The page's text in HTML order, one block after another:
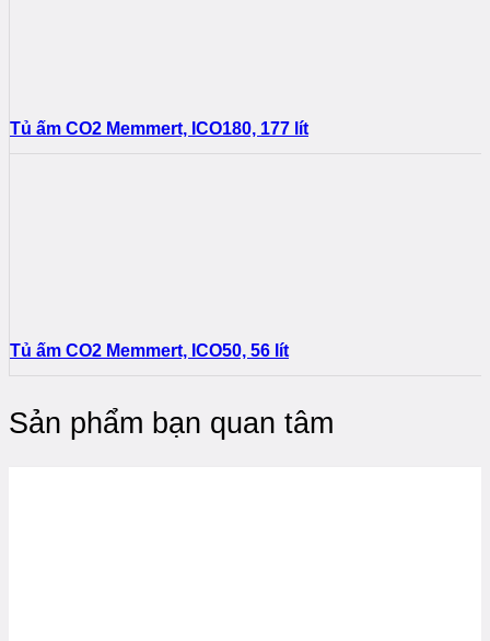
Tủ ấm CO2 Memmert, ICO180, 177 lít
Tủ ấm CO2 Memmert, ICO50, 56 lít
Sản phẩm bạn quan tâm